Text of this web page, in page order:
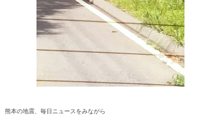
熊本の地震、毎日ニュースをみながら